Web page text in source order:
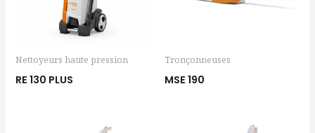
Nettoyeurs haute pression
RE 130 PLUS
Tronçonneuses
MSE 190